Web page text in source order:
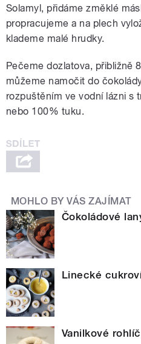
Solamyl, přidáme změklé
propracujeme a na plech
klademe malé hrudky.
Pečeme dozlatova, přibližně
můžeme namočit do
rozpuštěním ve vodní lázni s
nebo 100% tuku.
MOHLO BY VÁS ZAJÍMAT
Čokoládové
Linecké
Vanilkové